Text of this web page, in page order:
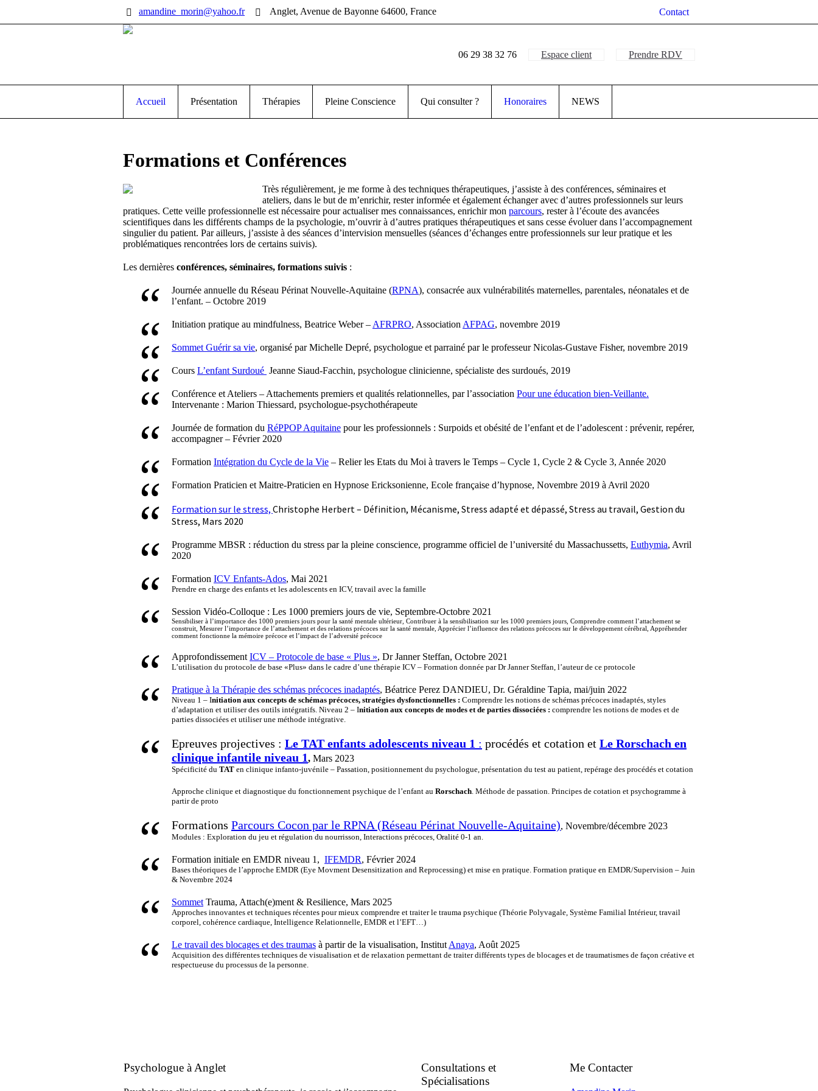
Contact
amandine_morin@yahoo.fr Anglet, Avenue de Bayonne 64600, France
06 29 38 32 76 Espace client Prendre RDV
Accueil Présentation Thérapies Pleine Conscience Qui consulter ? Honoraires NEWS
Formations et Conférences
Très régulièrement, je me forme à des techniques thérapeutiques, j’assiste à des conférences, séminaires et
ateliers, dans le but de m’enrichir, rester informée et également échanger avec d’autres professionnels sur leurs
pratiques. Cette veille professionnelle est nécessaire pour actualiser mes connaissances, enrichir mon parcours, rester à l’écoute des avancées
scientifiques dans les différents champs de la psychologie, m’ouvrir à d’autres pratiques thérapeutiques et sans cesse évoluer dans l’accompagnement
singulier du patient. Par ailleurs, j’assiste à des séances d’intervision mensuelles (séances d’échanges entre professionnels sur leur pratique et les
problématiques rencontrées lors de certains suivis).
Les dernières conférences, séminaires, formations suivis :
Journée annuelle du Réseau Périnat Nouvelle-Aquitaine (RPNA), consacrée aux vulnérabilités maternelles, parentales, néonatales et de
l’enfant. – Octobre 2019
Initiation pratique au mindfulness, Beatrice Weber – AFRPRO, Association AFPAG, novembre 2019
Sommet Guérir sa vie, organisé par Michelle Depré, psychologue et parrainé par le professeur Nicolas-Gustave Fisher, novembre 2019
Cours L’enfant Surdoué Jeanne Siaud-Facchin, psychologue clinicienne, spécialiste des surdoués, 2019
Conférence et Ateliers – Attachements premiers et qualités relationnelles, par l’association Pour une éducation bien-Veillante.
Intervenante : Marion Thiessard, psychologue-psychothérapeute
Journée de formation du RéPPOP Aquitaine pour les professionnels : Surpoids et obésité de l’enfant et de l’adolescent : prévenir, repérer,
accompagner – Février 2020
Formation Intégration du Cycle de la Vie – Relier les Etats du Moi à travers le Temps – Cycle 1, Cycle 2 & Cycle 3, Année 2020
Formation Praticien et Maitre-Praticien en Hypnose Ericksonienne, Ecole française d’hypnose, Novembre 2019 à Avril 2020
Formation sur le stress, Christophe Herbert – Définition, Mécanisme, Stress adapté et dépassé, Stress au travail, Gestion du
Stress, Mars 2020
Programme MBSR : réduction du stress par la pleine conscience, programme officiel de l’université du Massachussetts, Euthymia, Avril
2020
Formation ICV Enfants-Ados, Mai 2021
Prendre en charge des enfants et les adolescents en ICV, travail avec la famille
Session Vidéo-Colloque : Les 1000 premiers jours de vie, Septembre-Octobre 2021
Sensibiliser à l’importance des 1000 premiers jours pour la santé mentale ultérieur, Contribuer à la sensibilisation sur les 1000 premiers jours, Comprendre comment l’attachement se
construit, Mesurer l’importance de l’attachement et des relations précoces sur la santé mentale, Apprécier l’influence des relations précoces sur le développement cérébral, Appréhender
comment fonctionne la mémoire précoce et l’impact de l’adversité précoce
Approfondissement ICV – Protocole de base « Plus », Dr Janner Steffan, Octobre 2021
L’utilisation du protocole de base «Plus» dans le cadre d’une thérapie ICV – Formation donnée par Dr Janner Steffan, l’auteur de ce protocole
Pratique à la Thérapie des schémas précoces inadaptés, Béatrice Perez DANDIEU, Dr. Géraldine Tapia, mai/juin 2022
Niveau 1 – Initiation aux concepts de schémas précoces, stratégies dysfonctionnelles : Comprendre les notions de schémas précoces inadaptés, styles
d’adaptation et utiliser des outils intégratifs. Niveau 2 – Initiation aux concepts de modes et de parties dissociées : comprendre les notions de modes et de
parties dissociées et utiliser une méthode intégrative.
Epreuves projectives : Le TAT enfants adolescents niveau 1 : procédés et cotation et Le Rorschach en
clinique infantile niveau 1, Mars 2023
Spécificité du TAT en clinique infanto-juvénile – Passation, positionnement du psychologue, présentation du test au patient, repérage des procédés et cotation
Approche clinique et diagnostique du fonctionnement psychique de l’enfant au Rorschach. Méthode de passation. Principes de cotation et psychogramme à
partir de proto
Formations Parcours Cocon par le RPNA (Réseau Périnat Nouvelle-Aquitaine), Novembre/décembre 2023
Modules : Exploration du jeu et régulation du nourrisson, Interactions précoces, Oralité 0-1 an.
Formation initiale en EMDR niveau 1, IFEMDR, Février 2024
Bases théoriques de l’approche EMDR (Eye Movment Desensitization and Reprocessing) et mise en pratique. Formation pratique en EMDR/Supervision – Juin
& Novembre 2024
Sommet Trauma, Attach(e)ment & Resilience, Mars 2025
Approches innovantes et techniques récentes pour mieux comprendre et traiter le trauma psychique (Théorie Polyvagale, Système Familial Intérieur, travail
corporel, cohérence cardiaque, Intelligence Relationnelle, EMDR et l’EFT…)
Le travail des blocages et des traumas à partir de la visualisation, Institut Anaya, Août 2025
Acquisition des différentes techniques de visualisation et de relaxation permettant de traiter différents types de blocages et de traumatismes de façon créative et
respectueuse du processus de la personne.
Psychologue à Anglet
Consultations et
Spécialisations
Me Contacter